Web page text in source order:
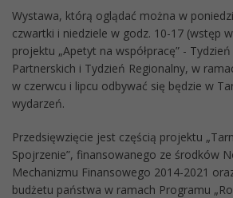
Wystawa, którą oglądać można w
czwartki i niedziele w godz. 10-17 (wstęp
projektu „Apetyt na współpracę” -
Partnerskich i Tydzień Regionalny, w
w czerwcu i lipcu odbywać się będzie w
wydarzeń.
Przedsięwzięcie jest częścią projektu
Spojrzenie”, finansowanego ze środków
Mechanizmu Finansowego 2014-2021
budżetu państwa w ramach Programu